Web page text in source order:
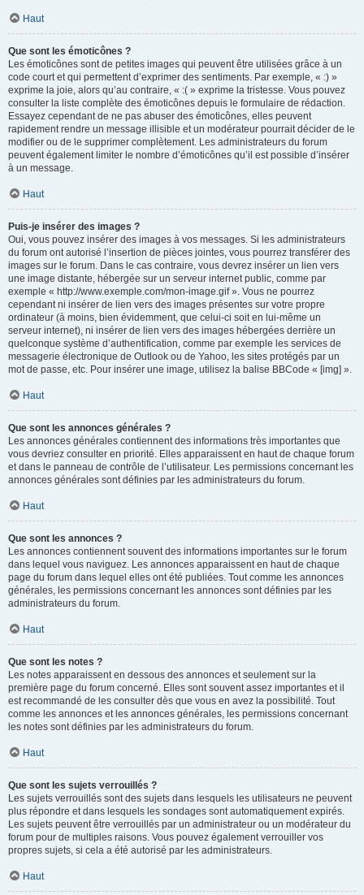
Haut
Que sont les émoticônes ?
Les émoticônes sont de petites images qui peuvent être utilisées grâce à un
code court et qui permettent d’exprimer des sentiments. Par exemple, « :) »
exprime la joie, alors qu’au contraire, « :( » exprime la tristesse. Vous pouvez
consulter la liste complète des émoticônes depuis le formulaire de rédaction.
Essayez cependant de ne pas abuser des émoticônes, elles peuvent
rapidement rendre un message illisible et un modérateur pourrait décider de le
modifier ou de le supprimer complètement. Les administrateurs du forum
peuvent également limiter le nombre d’émoticônes qu’il est possible d’insérer
à un message.
Haut
Puis-je insérer des images ?
Oui, vous pouvez insérer des images à vos messages. Si les administrateurs
du forum ont autorisé l’insertion de pièces jointes, vous pourrez transférer des
images sur le forum. Dans le cas contraire, vous devrez insérer un lien vers
une image distante, hébergée sur un serveur internet public, comme par
exemple « http://www.exemple.com/mon-image.gif ». Vous ne pourrez
cependant ni insérer de lien vers des images présentes sur votre propre
ordinateur (à moins, bien évidemment, que celui-ci soit en lui-même un
serveur internet), ni insérer de lien vers des images hébergées derrière un
quelconque système d’authentification, comme par exemple les services de
messagerie électronique de Outlook ou de Yahoo, les sites protégés par un
mot de passe, etc. Pour insérer une image, utilisez la balise BBCode « [img] ».
Haut
Que sont les annonces générales ?
Les annonces générales contiennent des informations très importantes que
vous devriez consulter en priorité. Elles apparaissent en haut de chaque forum
et dans le panneau de contrôle de l’utilisateur. Les permissions concernant les
annonces générales sont définies par les administrateurs du forum.
Haut
Que sont les annonces ?
Les annonces contiennent souvent des informations importantes sur le forum
dans lequel vous naviguez. Les annonces apparaissent en haut de chaque
page du forum dans lequel elles ont été publiées. Tout comme les annonces
générales, les permissions concernant les annonces sont définies par les
administrateurs du forum.
Haut
Que sont les notes ?
Les notes apparaissent en dessous des annonces et seulement sur la
première page du forum concerné. Elles sont souvent assez importantes et il
est recommandé de les consulter dès que vous en avez la possibilité. Tout
comme les annonces et les annonces générales, les permissions concernant
les notes sont définies par les administrateurs du forum.
Haut
Que sont les sujets verrouillés ?
Les sujets verrouillés sont des sujets dans lesquels les utilisateurs ne peuvent
plus répondre et dans lesquels les sondages sont automatiquement expirés.
Les sujets peuvent être verrouillés par un administrateur ou un modérateur du
forum pour de multiples raisons. Vous pouvez également verrouiller vos
propres sujets, si cela a été autorisé par les administrateurs.
Haut